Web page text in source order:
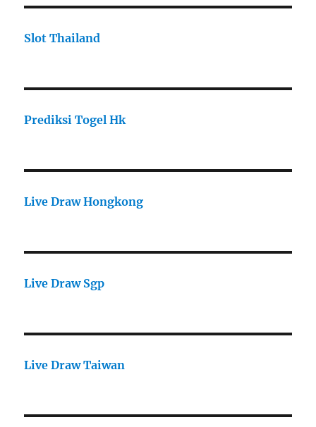
Slot Thailand
Prediksi Togel Hk
Live Draw Hongkong
Live Draw Sgp
Live Draw Taiwan